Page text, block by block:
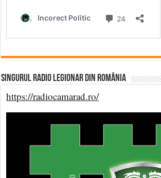
Singurul Radio Legionar din România
https://radiocamarad.ro/